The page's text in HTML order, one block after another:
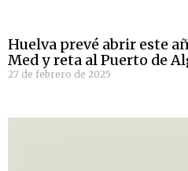
Huelva prevé abrir este
Med y reta al Puerto de
27 de febrero de 2025